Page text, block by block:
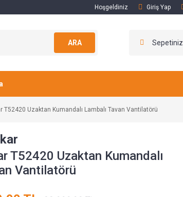
Hoşgeldiniz Giriş Yap
ARA Sepetiniz
T52420 Uzaktan Kumandalı Lambalı Tavan Vantilatörü
T52420 Uzaktan Kumandalı
Vantilatörü